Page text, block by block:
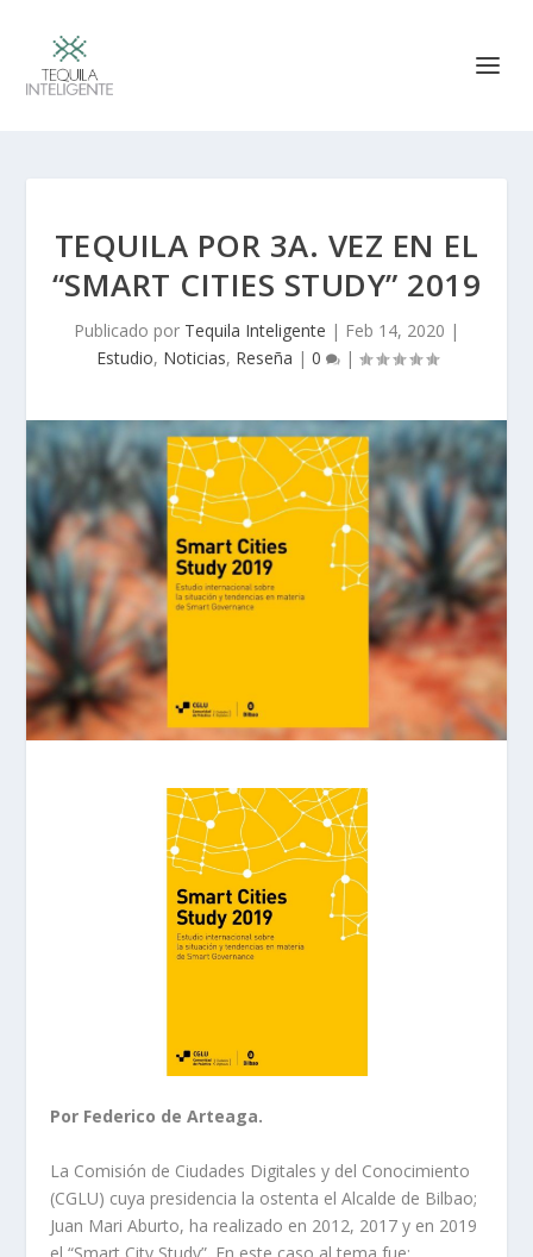
TEQUILA POR 3A. VEZ EN EL
“SMART CITIES STUDY” 2019
Publicado por Tequila Inteligente | Feb 14, 2020 |
Estudio, Noticias, Reseña | 0 |
Por Federico de Arteaga.
La Comisión de Ciudades Digitales y del Conocimiento
(CGLU) cuya presidencia la ostenta el Alcalde de Bilbao;
Juan Mari Aburto, ha realizado en 2012, 2017 y en 2019
el “Smart City Study”. En este caso al tema fue: